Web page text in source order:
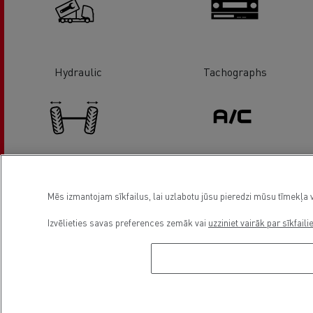
Hydraulic Tachographs
Mēs izmantojam sīkfailus, lai uzlabotu jūsu pieredzi mūsu
Izvēlieties savas preferences zemāk vai uzziniet vairāk par